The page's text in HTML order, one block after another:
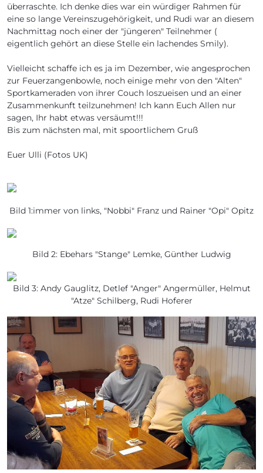
überraschte. Ich denke dies war ein würdiger Rahmen für
eine so lange Vereinszugehörigkeit, und Rudi war an diesem
Nachmittag noch einer der "jüngeren" Teilnehmer (
eigentlich gehört an diese Stelle ein lachendes Smily).
Vielleicht schaffe ich es ja im Dezember, wie angesprochen
zur Feuerzangenbowle, noch einige mehr von den "Alten"
Sportkameraden von ihrer Couch loszueisen und an einer
Zusammenkunft teilzunehmen! Ich kann Euch Allen nur
sagen, Ihr habt etwas versäumt!!!
Bis zum nächsten mal, mit spoortlichem Gruß
Euer Ulli (Fotos UK)
Bild 1:immer von links, "Nobbi" Franz und Rainer "Opi" Opitz
Bild 2: Ebehars "Stange" Lemke, Günther Ludwig
Bild 3: Andy Gauglitz, Detlef "Anger" Angermüller, Helmut
"Atze" Schilberg, Rudi Hoferer